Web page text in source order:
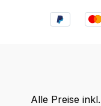
Alle Preise